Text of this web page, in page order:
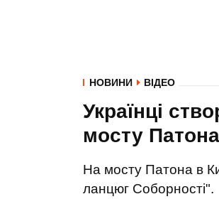
НОВИНИ ВІДЕО
Українці
мосту
На мосту Патона в
ланцюг Соборності".